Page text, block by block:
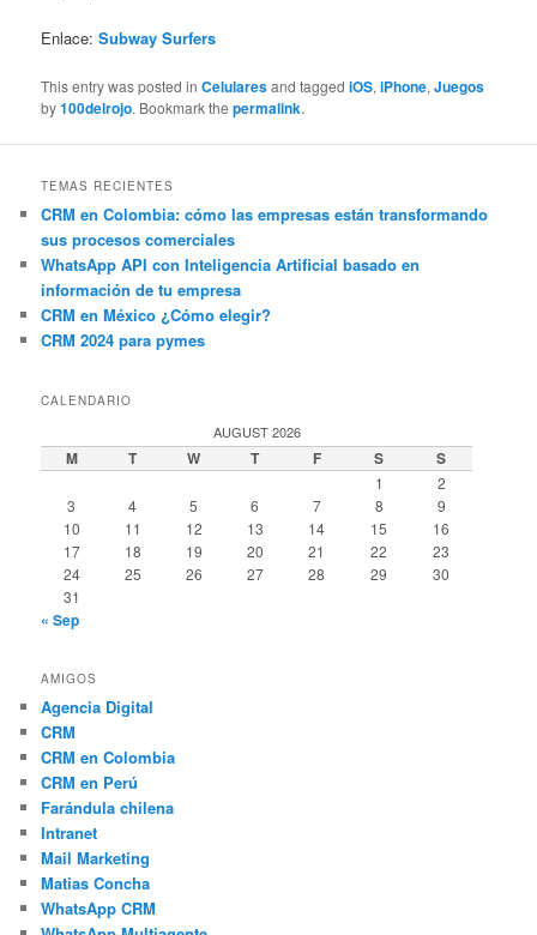
Enlace:Subway Surfers
This entry was posted inCelularesand taggediOS,iPhone,Juegos
by100delrojo. Bookmark thepermalink.
TEMAS RECIENTES
CRM en Colombia: cómo las empresas están transformando
sus procesos comerciales
WhatsApp API con Inteligencia Artificial basado en
información de tu empresa
CRM en México ¿Cómo elegir?
CRM 2024 para pymes
CALENDARIO
AUGUST 2026
M T W T F S S
1
2
3
4 5 6 7 8
9
10
11 12 13 14 15
16
17
18 19 20 21 22
23
24
25 26 27 28 29
30
31
« Sep
AMIGOS
Agencia Digital
CRM
CRM en Colombia
CRM en Perú
Farándula chilena
Intranet
Mail Marketing
Matias Concha
WhatsApp CRM